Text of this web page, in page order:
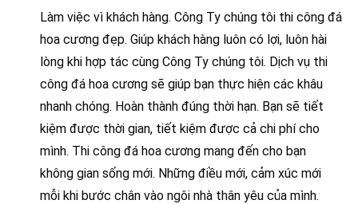
Làm việc vì khách hàng. Công Ty chúng tôi thi công đá
hoa cương đẹp. Giúp khách hàng luôn có lợi, luôn hài
lòng khi hợp tác cùng Công Ty chúng tôi. Dịch vụ thi
công đá hoa cương sẽ giúp bạn thực hiện các khâu
nhanh chóng. Hoàn thành đúng thời hạn. Bạn sẽ tiết
kiệm được thời gian, tiết kiệm được cả chi phí cho
mình. Thi công đá hoa cương mang đến cho bạn
không gian sống mới. Những điều mới, cảm xúc mới
mỗi khi bước chân vào ngôi nhà thân yêu của mình.